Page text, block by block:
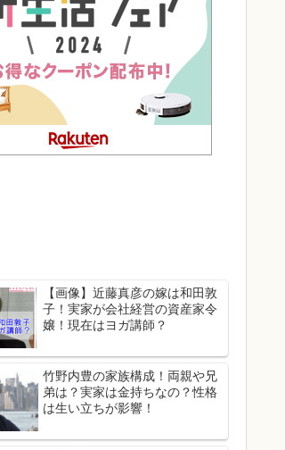
【画像】近藤真彦の嫁は和田敦
子！実家が会社経営の資産家令
嬢！現在はヨガ講師？
竹野内豊の家族構成！両親や兄
弟は？実家は金持ちなの？性格
は生い立ちが影響！